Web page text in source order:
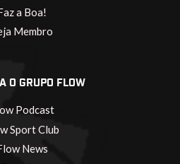
a Boa!
Membro
O GRUPO FLOW
Podcast
Sport Club
News